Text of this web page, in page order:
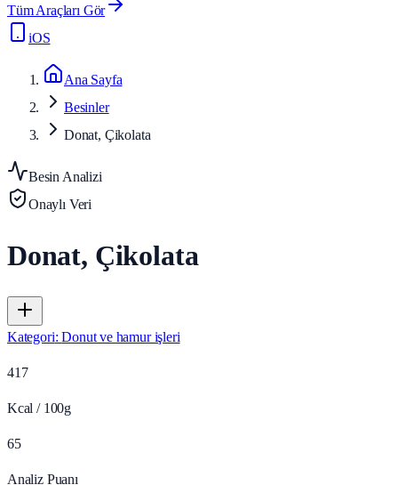
Tüm Araçları Gör
iOS
Ana Sayfa
Besinler
Donat, Çikolata
Besin Analizi
Onaylı Veri
Donat, Çikolata
Kategori:Donut ve hamur işleri
417
Kcal / 100g
65
Analiz Puanı